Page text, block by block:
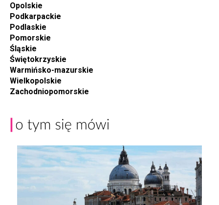
Opolskie
Podkarpackie
Podlaskie
Pomorskie
Śląskie
Świętokrzyskie
Warmińsko-mazurskie
Wielkopolskie
Zachodniopomorskie